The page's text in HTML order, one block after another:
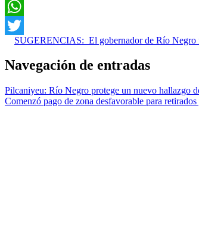
Facebook
WhatsApp
Twitter
SUGERENCIAS: El gobernador de Río
Navegación de entradas
Pilcaniyeu: Río Negro protege un nuevo hallazgo
Comenzó pago de zona desfavorable para